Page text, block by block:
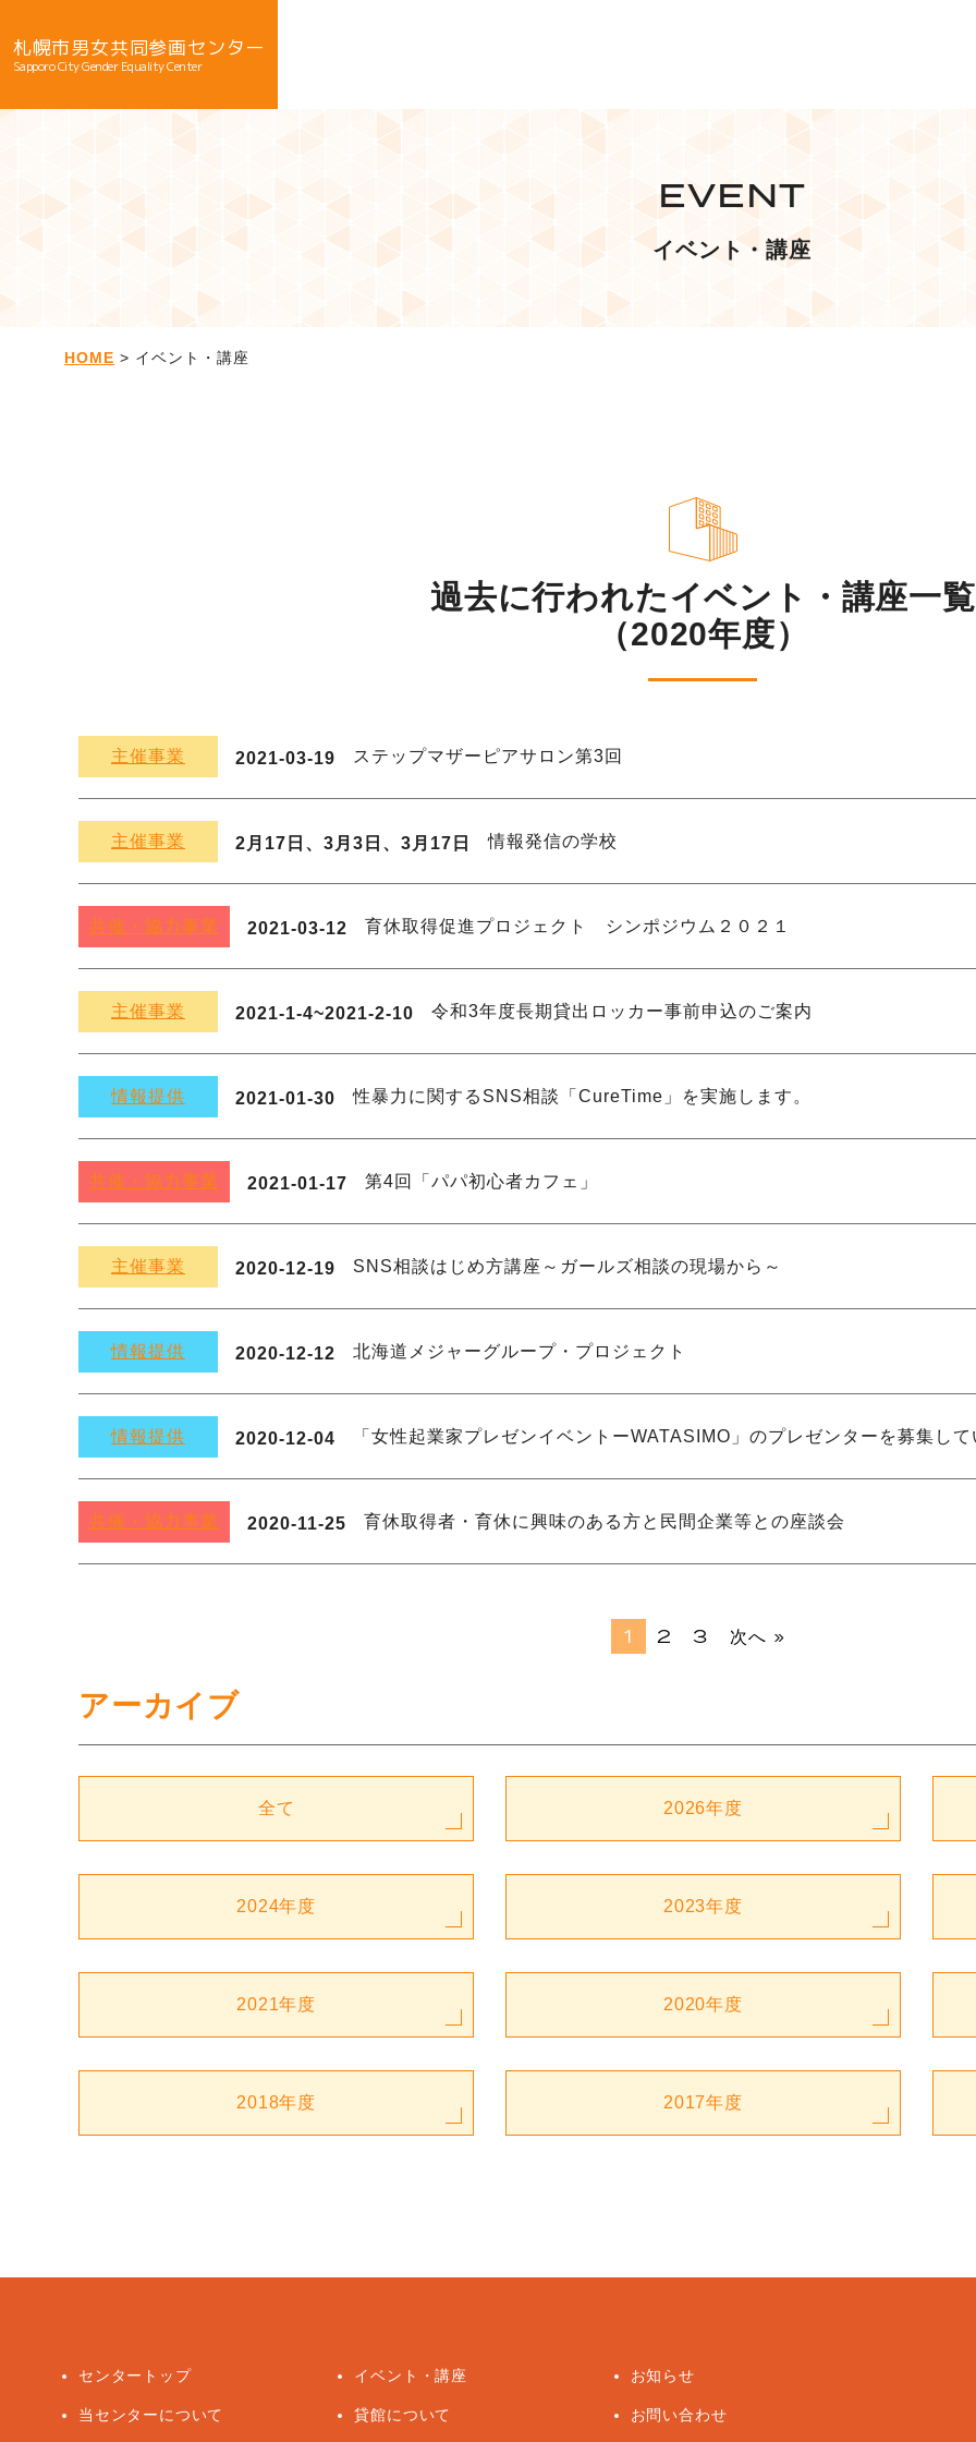
札幌市男女共同参画センター
Sapporo City Gender Equality Center
EVENT
イベント・講座
HOME > イベント・講座
過去に行われたイベント・講座一覧
（2020年度）
主催事業 2021-03-19 ステップマザーピアサロン第3回
主催事業 2月17日、3月3日、3月17日 情報発信の学校
共催・協力事業 2021-03-12 育休取得促進プロジェクト シンポジウム２０２１
主催事業 2021-1-4~2021-2-10 令和3年度長期貸出ロッカー事前申込のご案内
情報提供 2021-01-30 性暴力に関するSNS相談「CureTime」を実施します。
共催・協力事業 2021-01-17 第4回「パパ初心者カフェ」
主催事業 2020-12-19 SNS相談はじめ方講座～ガールズ相談の現場から～
情報提供 2020-12-12 北海道メジャーグループ・プロジェクト
情報提供 2020-12-04 「女性起業家プレゼンイベントーWATASIMO」のプレゼンターを募集し
共催・協力事業 2020-11-25 育休取得者・育休に興味のある方と民間企業等との座談会
1 2 3 次へ »
アーカイブ
全て 2026年度
2024年度 2023年度
2021年度 2020年度
2018年度 2017年度
センタートップ
当センターについて
イベント・講座
貸館について
お知らせ
お問い合わせ